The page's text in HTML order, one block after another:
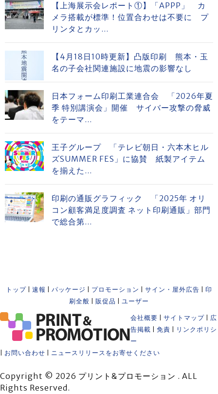
【上海展示会レポート①】「APPP」 カ
メラ搭載が標準！位置合わせは不要に プ
リンタとカッ...
【4月18日10時更新】凸版印刷 熊本・玉
名の子会社関連施設に地震の影響なし
日本フォーム印刷工業連合会 「2026年夏
季 特別講演会」開催 サイバー攻撃の脅威
をテーマ...
王子グループ 「テレビ朝日・六本木ヒル
ズSUMMER FES」に協賛 紙製アイテム
を揃えた...
印刷の通販グラフィック 「2025年 オリ
コン顧客満足度調査 ネット印刷通販」部門
で総合第...
トップ 速報 パッケージ プロモーション サイン・屋外広告
印
刷全般
販促品 ユーザー
会社概要 サイトマップ
広
告掲載
免責
リンクポリシ
ー
お問い合わせ ニュースリリースをお寄せください
Copyright © 2026 プリント&プロモーション . ALL
Rights Reserved.